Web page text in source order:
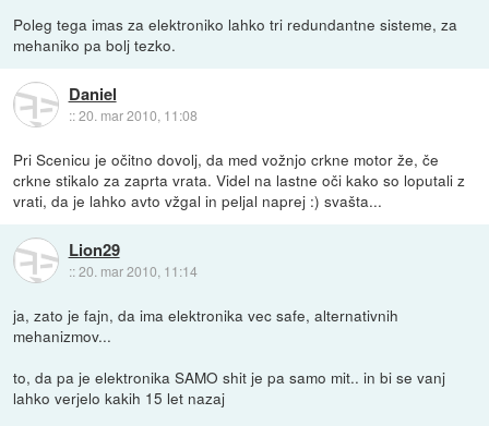
Poleg tega imas za elektroniko lahko tri redundantne sisteme, za
mehaniko pa bolj tezko.
Daniel
::20. mar 2010, 11:08
Pri Scenicu je očitno dovolj, da med vožnjo crkne motor že, če
crkne stikalo za zaprta vrata. Videl na lastne oči kako so loputali z
vrati, da je lahko avto vžgal in peljal naprej :) svašta...
Lion29
::20. mar 2010, 11:14
ja, zato je fajn, da ima elektronika vec safe, alternativnih
mehanizmov...
to, da pa je elektronika SAMO shit je pa samo mit.. in bi se vanj
lahko verjelo kakih 15 let nazaj